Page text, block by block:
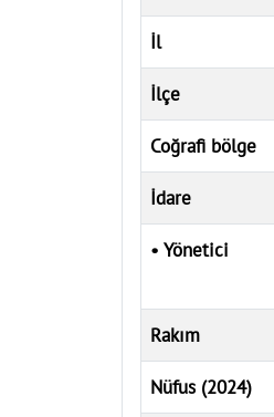
İl
İlçe
Coğrafi bölge
İdare
• Yönetici
Rakım
Nüfus (2024)